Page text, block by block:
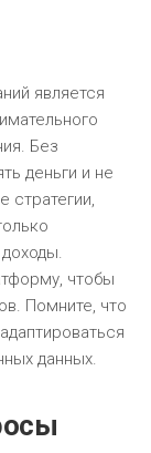
является
Без
деньги и не
стратегии,
чтобы
Помните, что
данных.